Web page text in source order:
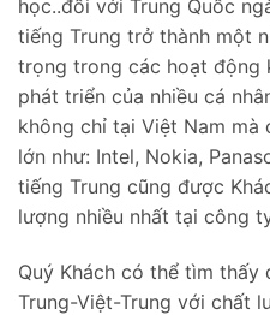
học..đối với Trung Quốc
tiếng Trung trở thành một
trọng trong các hoạt động
phát triển của nhiều cá
không chỉ tại Việt Nam mà
lớn như: Intel, Nokia,
tiếng Trung cũng được
lượng nhiều nhất tại công
Quý Khách có thể tìm
Trung-Việt-Trung với chất